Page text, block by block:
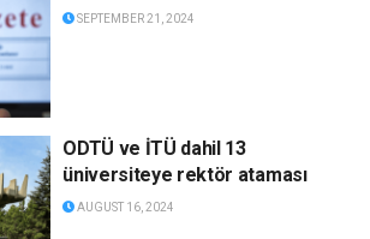
SEPTEMBER 21, 2024
ODTÜ ve İTÜ dahil 13
üniversiteye rektör ataması
AUGUST 16, 2024